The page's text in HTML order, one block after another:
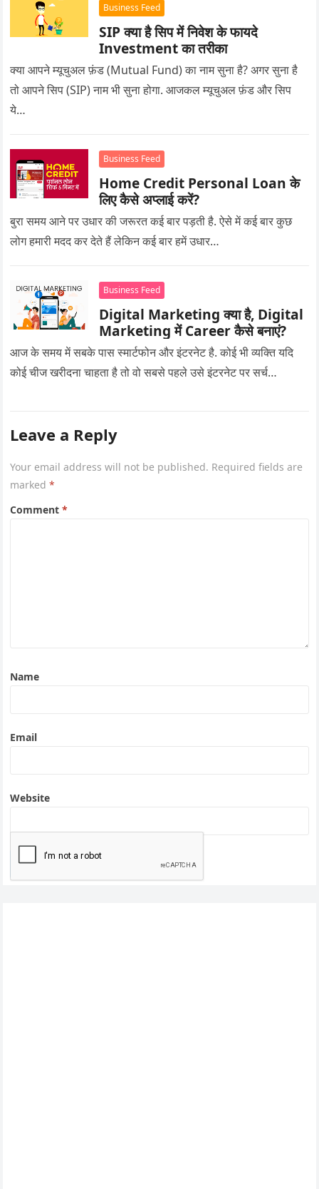
Business Feed
SIP क्या है सिप में निवेश के फायदे
Investment का तरीका
क्या आपने म्यूचुअल फ़ंड (Mutual Fund) का नाम सुना है? अगर सुना है
तो आपने सिप (SIP) नाम भी सुना होगा. आजकल म्यूचुअल फ़ंड और सिप
ये…
Business Feed
Home Credit Personal Loan के
लिए कैसे अप्लाई करें?
बुरा समय आने पर उधार की जरूरत कई बार पड़ती है. ऐसे में कई बार कुछ
लोग हमारी मदद कर देते हैं लेकिन कई बार हमें उधार…
Business Feed
Digital Marketing क्या है, Digital
Marketing में Career कैसे बनाएं?
आज के समय में सबके पास स्मार्टफोन और इंटरनेट है. कोई भी व्यक्ति यदि
कोई चीज खरीदना चाहता है तो वो सबसे पहले उसे इंटरनेट पर सर्च…
Leave a Reply
Your email address will not be published. Required fields are
marked*
Comment*
Name
Email
Website